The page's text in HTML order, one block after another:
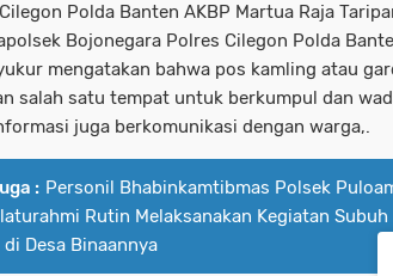
Polda Banten AKBP Martua Raja
Bojonegara Polres Cilegon Polda
mengatakan bahwa pos kamling atau
salah satu tempat untuk berkumpul dan
juga berkomunikasi dengan warga,.
: Personil Bhabinkamtibmas Polsek
Rutin Melaksanakan Kegiatan Subuh
Desa Binaannya